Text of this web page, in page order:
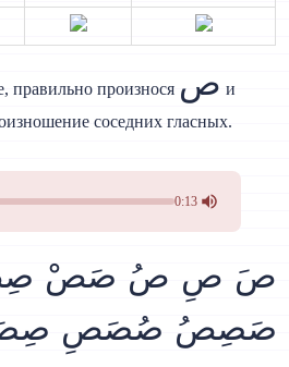
правильно произнося ص и
соседних гласных.
0:13
صَ صِ صُ صَصْ
صَصِصُ صُصَصِ